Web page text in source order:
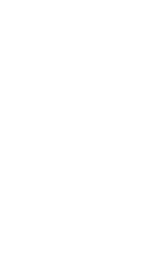
aos favoritos